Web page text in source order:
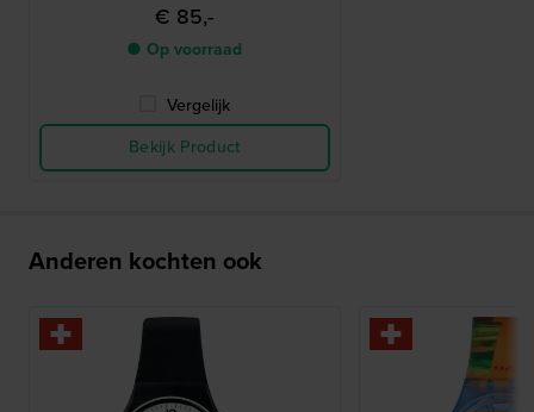
€ 85,-
● Op voorraad
Vergelijk
Bekijk Product
Anderen kochten ook